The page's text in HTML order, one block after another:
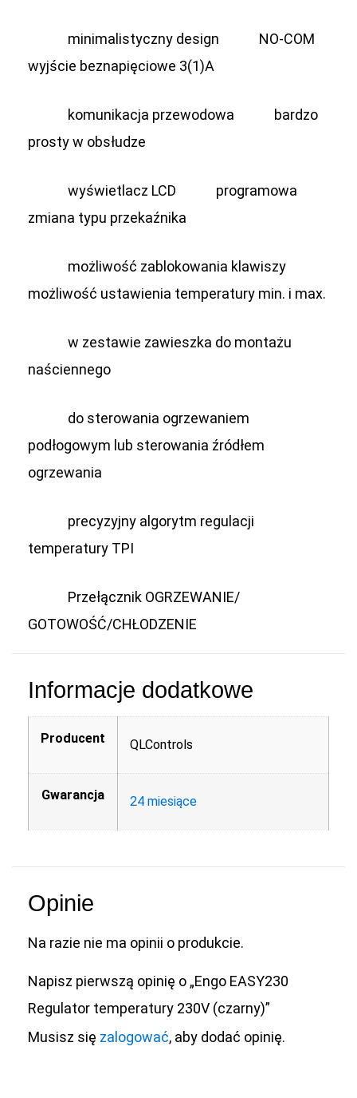
minimalistyczny design
NO-COM
wyjście beznapięciowe 3(1)A
komunikacja przewodowa
bardzo
prosty w obsłudze
wyświetlacz LCD
programowa
zmiana typu przekaźnika
możliwość zablokowania klawiszy
możliwość ustawienia temperatury min. i max.
w zestawie zawieszka do montażu
naściennego
do sterowania ogrzewaniem
podłogowym lub sterowania źródłem
ogrzewania
precyzyjny algorytm regulacji
temperatury TPI
Przełącznik OGRZEWANIE/
GOTOWOŚĆ/CHŁODZENIE
Informacje dodatkowe
Producent QLControls
Gwarancja 24 miesiące
Opinie
Na razie nie ma opinii o produkcie.
Napisz pierwszą opinię o „Engo EASY230
Regulator temperatury 230V (czarny)”
Musisz się zalogować, aby dodać opinię.